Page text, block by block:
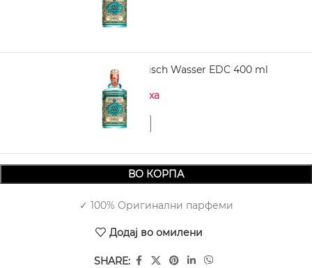
1.490,00
4711 Echt Kölnisch Wasser EDC 400 ml
Нема на залиха
ВО КОРПА
✓ 100% Оригинални парфеми
Додај во омилени
SHARE: